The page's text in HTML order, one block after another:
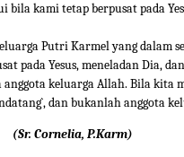
kami tetap berpusat pada
Putri Karmel yang dalam
pada Yesus, meneladan Dia,
keluarga Allah. Bila kita
dan bukanlah anggota
(Sr. Cornelia, P.Karm)